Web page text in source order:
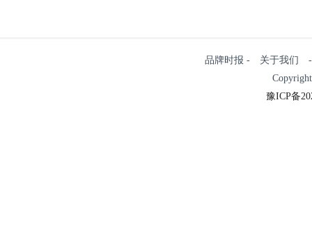
品牌时报 - 关于我们
豫ICP备